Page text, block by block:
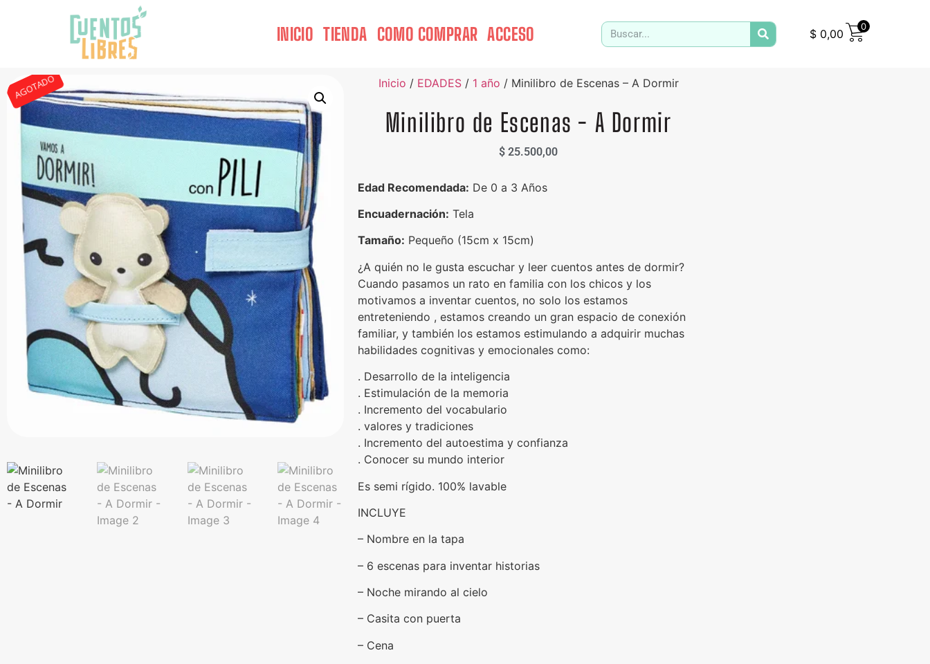
INICIO TIENDA COMO COMPRAR ACCESO $0,00
0
AGOTADO Inicio / EDADES/ 1 año / Minilibro de Escenas – A Dormir
Minilibro de Escenas - A Dormir
$ 25.500,00
Edad Recomendada: De 0 a 3 Años
Encuadernación: Tela
Tamaño: Pequeño (15cm x 15cm)
¿A quién no le gusta escuchar y leer cuentos antes de dormir?
Cuando pasamos un rato en familia con los chicos y los
motivamos a inventar cuentos, no solo los estamos
entreteniendo , estamos creando un gran espacio de conexión
familiar, y también los estamos estimulando a adquirir muchas
habilidades cognitivas y emocionales como:
. Desarrollo de la inteligencia
. Estimulación de la memoria
. Incremento del vocabulario
. valores y tradiciones
. Incremento del autoestima y confianza
. Conocer su mundo interior
Es semi rígido. 100% lavable
INCLUYE
– Nombre en la tapa
– 6 escenas para inventar historias
– Noche mirando al cielo
– Casita con puerta
– Cena